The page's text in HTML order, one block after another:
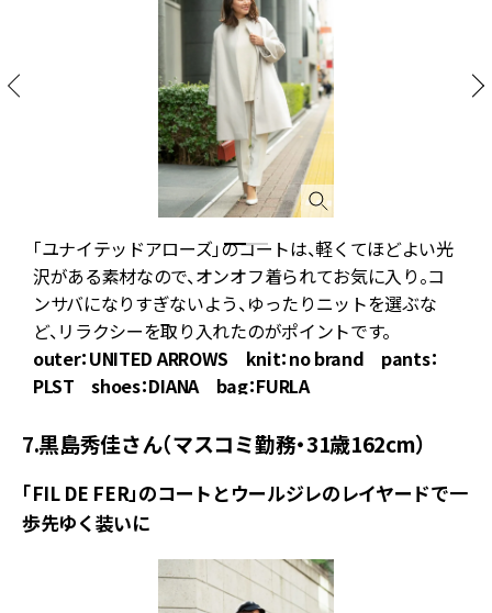
「ユナイテッドアローズ」のコートは、軽くてほどよい光
沢がある素材なので、オンオフ着られてお気に入り。コ
ンサバになりすぎないよう、ゆったりニットを選ぶな
ど、リラクシーを取り入れたのがポイントです。
outer：UNITED ARROWS knit：no brand pants：
PLST shoes：DIANA bag：FURLA
7.黒島秀佳さん（マスコミ勤務・31歳162cm）
「FIL DE FER」のコートとウールジレのレイヤードで一
歩先ゆく装いに